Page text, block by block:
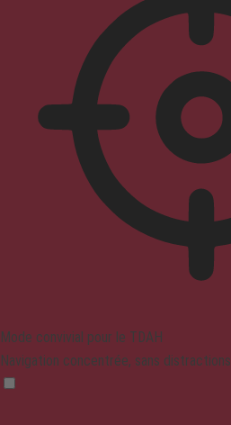
Mode convivial pour le TDAH
Navigation concentrée, sans distractions